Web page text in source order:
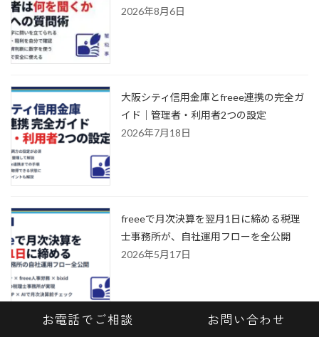
2026年8月6日
大阪シティ信用金庫とfreee連携の完全ガ
イド｜管理者・利用者2つの設定
2026年7月18日
freeeで月次決算を翌月1日に締める税理
士事務所が、自社運用フローを全公開
2026年5月17日
お電話でご相談 お問い合わせ